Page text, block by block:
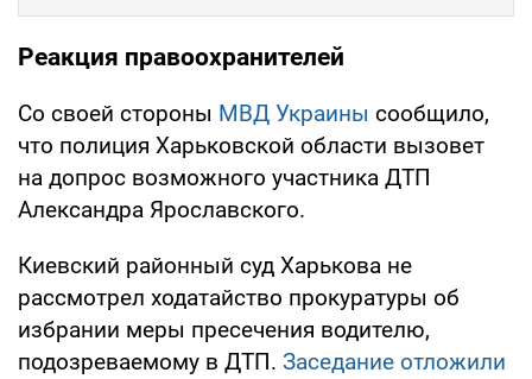
Реакция правоохранителей
Со своей стороны МВД Украины сообщило,
что полиция Харьковской области вызовет
на допрос возможного участника ДТП
Александра Ярославского.
Киевский районный суд Харькова не
рассмотрел ходатайство прокуратуры об
избрании меры пресечения водителю,
подозреваемому в ДТП. Заседание отложили